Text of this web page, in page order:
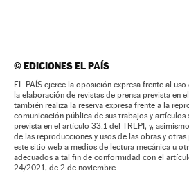
©EDICIONES EL PAÍS
EL PAÍS ejerce la oposición expresa frente al
la elaboración de revistas de prensa prevista en
también realiza la reserva expresa frente a la
comunicación pública de sus trabajos y artículos
prevista en el artículo 33.1 del TRLPI; y,
de las reproducciones y usos de las obras y
este sitio web a medios de lectura mecánica u
adecuados a tal fin de conformidad con el
24/2021, de 2 de noviembre